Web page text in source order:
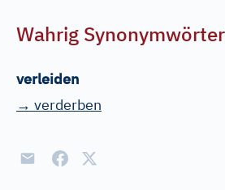
Wahrig
verleiden
→ verderben